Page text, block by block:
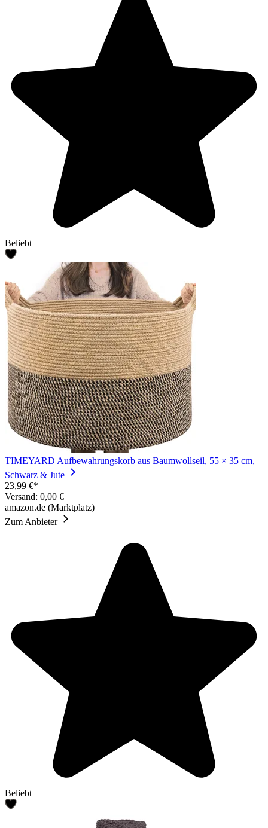
Beliebt
TIMEYARD Aufbewahrungskorb aus Baumwollseil, 55 × 35 cm,
Schwarz & Jute
23,99 €*
Versand: 0,00 €
amazon.de (Marktplatz)
Zum Anbieter
Beliebt